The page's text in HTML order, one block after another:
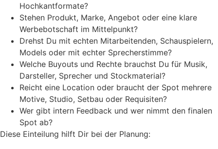
Hochkantformate?
Stehen Produkt, Marke, Angebot oder eine klare
Werbebotschaft im Mittelpunkt?
Drehst Du mit echten Mitarbeitenden, Schauspielern,
Models oder mit echter Sprecherstimme?
Welche Buyouts und Rechte brauchst Du für Musik,
Darsteller, Sprecher und Stockmaterial?
Reicht eine Location oder braucht der Spot mehrere
Motive, Studio, Setbau oder Requisiten?
Wer gibt intern Feedback und wer nimmt den finalen
Spot ab?
Diese Einteilung hilft Dir bei der Planung: